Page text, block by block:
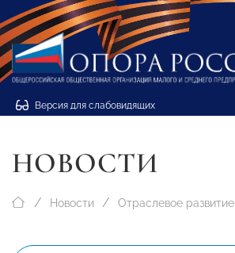
Версия для слабовидящих
НОВОСТИ
Новости Отраслевое развитие